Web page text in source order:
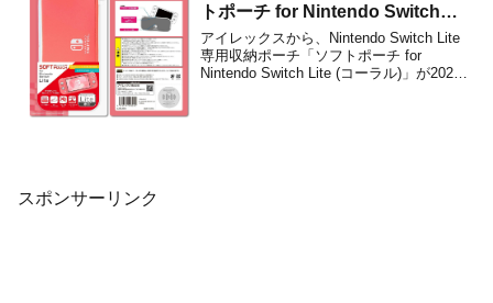
トポーチ for Nintendo Switch
Lite (コーラル)」が2020年6月に
発売決定！
アイレックスから、Nintendo Switch Lite
専用収納ポーチ「ソフトポーチ for
Nintendo Switch Lite (コーラル)」が2020
スポンサーリンク